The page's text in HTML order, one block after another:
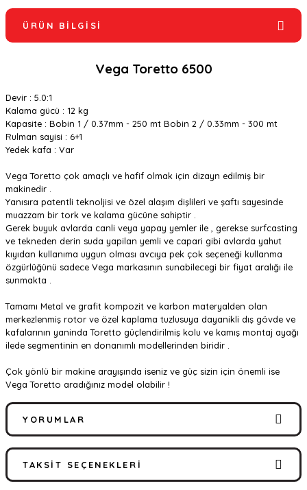
ÜRÜN BILGISI
Vega Toretto 6500
Devir : 5.0:1
Kalama gücü : 12 kg
Kapasite : Bobin 1 / 0.37mm - 250 mt Bobin 2 / 0.33mm - 300 mt
Rulman sayisi : 6+1
Yedek kafa : Var
Vega Toretto çok amaçlı ve hafif olmak için dizayn edilmiş bir
makinedir .
Yanısıra patentli teknoljisi ve özel alaşım dişlileri ve şaftı sayesinde
muazzam bir tork ve kalama gücüne sahiptir .
Gerek buyuk avlarda canli veya yapay yemler ile , gerekse surfcasting
ve tekneden derin suda yapilan yemli ve capari gibi avlarda yahut
kıyıdan kullanıma uygun olması avcıya pek çok seçeneği kullanma
özgürlüğünü sadece Vega markasının sunabilecegi bir fiyat aralığı ile
sunmakta .
Tamamı Metal ve grafit kompozit ve karbon materyalden olan
merkezlenmiş rotor ve özel kaplama tuzlusuya dayanikli dış gövde ve
kafalarının yaninda Toretto güçlendirilmiş kolu ve kamış montaj ayağı
ilede segmentinin en donanımlı modellerinden biridir .
Çok yönlü bir makine arayışında iseniz ve güç sizin için önemli ise
Vega Toretto aradığınız model olabilir !
YORUMLAR
Bu ürüne ilk yorumu siz yapın!
TAKSIT SEÇENEKLERI